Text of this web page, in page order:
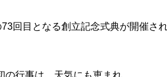
回目となる創立記念式典が開催され
の行事は、天気にも恵まれ、